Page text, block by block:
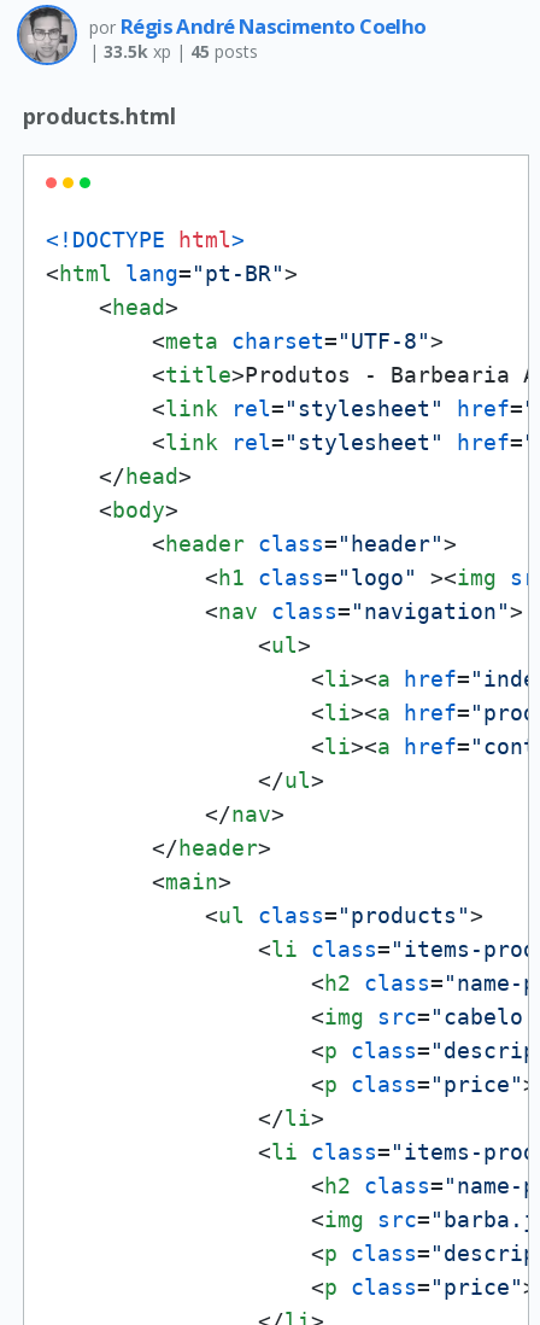
por Régis André Nascimento Coelho
| 33.5kxp | 45 posts
products.html
<!DOCTYPE html>
<html lang="pt-BR">
<head>
<meta charset="UTF-8">
<title>Produtos - Barbearia
<link rel="stylesheet" href=
<link rel="stylesheet" href=
</head>
<body>
<header class="header">
<h1 class="logo" ><img
<nav class="navigation">
<ul>
<li><a href=
<li><a href=
<li><a href=
</ul>
</nav>
</header>
<main>
<ul class="products">
<li class="items-
<h2 class="name-
<img src=
<p class=
<p class="price">
</li>
<li class="items-
<h2 class="name-
<img src=
<p class=
<p class="price">